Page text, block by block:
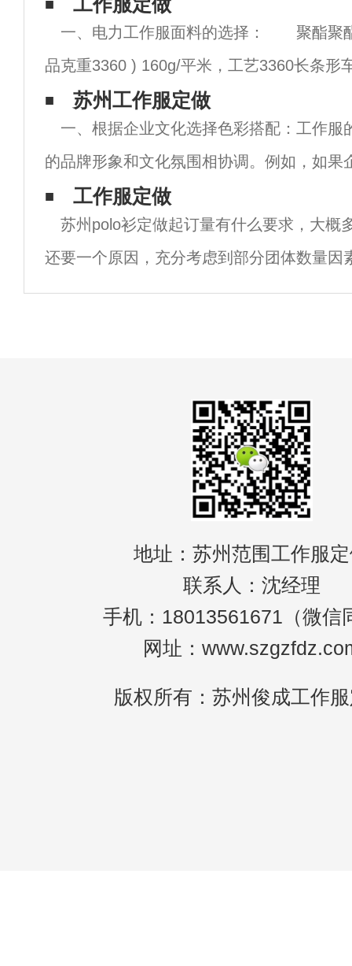
一、电力工作服面料的选择： 聚酯聚
品克重3360 ) 160g/平米，工艺3360长条形
环保型染色，功能特点：非常广泛， 涤
纹，成品克重33.36.
苏州工作服定做
一、根据企业文化选择色彩搭配：工作服
的品牌形象和文化氛围相协调。例如，如果
稳重、专业，可以选择藏青色、黑色等深色
化更加活泼、创新，可以选择白色、红色等
工作服定做
苏州polo衫定做起订量有什么要求，大概
还要一个原因，充分考虑到部分团体数量因
制，这类的起订量一般较低：一般活动的，
地址：苏州范围工作服
联系人：沈经理
手机：18013561671（微信
网址：
版权所有：苏州俊成工作